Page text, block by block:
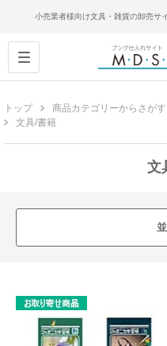
小売業者様向け文具・雑貨の卸売サ
トップ 商品カテゴリーからさがす
文具/書籍
文